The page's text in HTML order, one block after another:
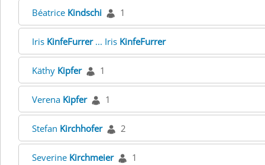
Béatrice Kindschi 1
Iris KinfeFurrer... Iris KinfeFurrer
Käthy Kipfer 1
Verena Kipfer 1
Stefan Kirchhofer 2
Severine Kirchmeier 1